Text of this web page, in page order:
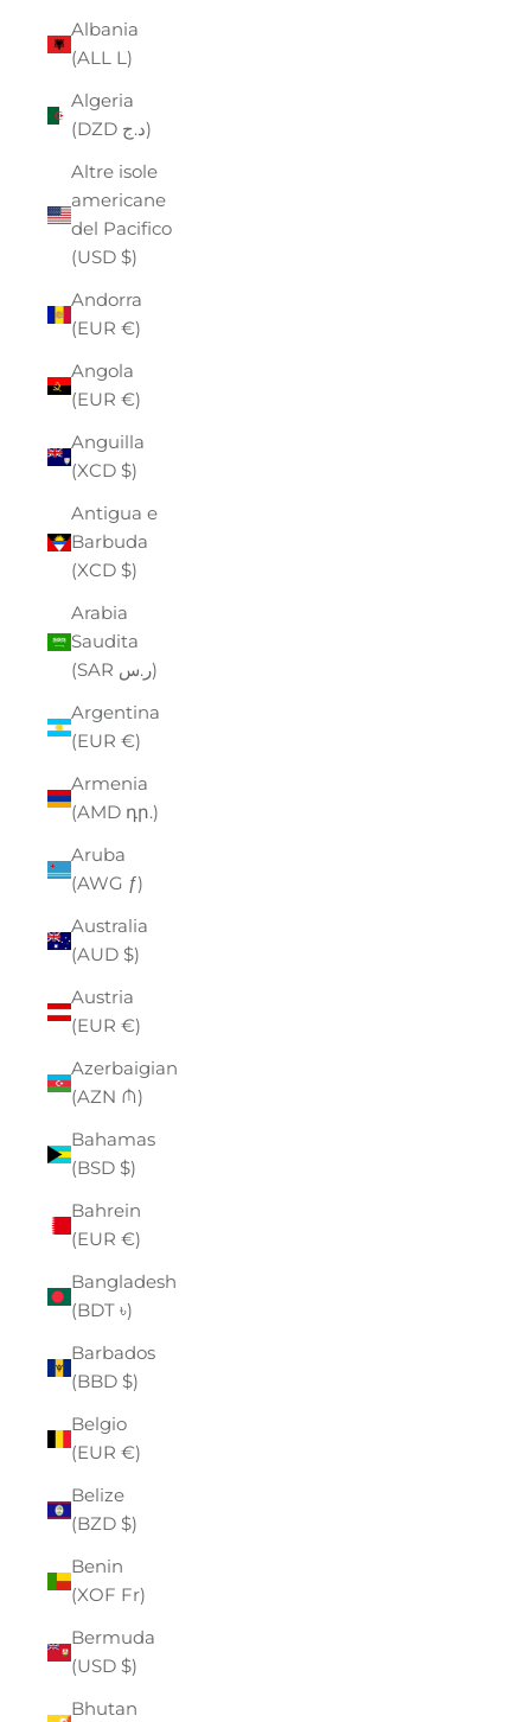
Albania
(ALL L)
Algeria
(DZD د.ج)
Altre isole
americane
del Pacifico
(USD $)
Andorra
(EUR €)
Angola
(EUR €)
Anguilla
(XCD $)
Antigua e
Barbuda
(XCD $)
Arabia
Saudita
(SAR ر.س)
Argentina
(EUR €)
Armenia
(AMD դր.)
Aruba
(AWG ƒ)
Australia
(AUD $)
Austria
(EUR €)
Azerbaigian
(AZN ₼)
Bahamas
(BSD $)
Bahrein
(EUR €)
Bangladesh
(BDT ৳)
Barbados
(BBD $)
Belgio
(EUR €)
Belize
(BZD $)
Benin
(XOF Fr)
Bermuda
(USD $)
Bhutan